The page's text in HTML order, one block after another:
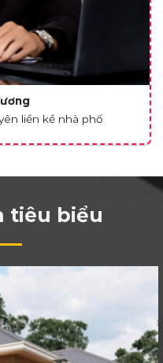
liền kề nhà phố
tiêu biểu